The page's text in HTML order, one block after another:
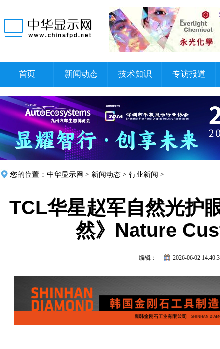
首页 新闻动态 技术知识 专访报道
您的位置： 中华显示网 > 新闻动态 > 行业新闻 >
TCL华星赵军自然光护
然》Nature
编辑： 2026-06-02